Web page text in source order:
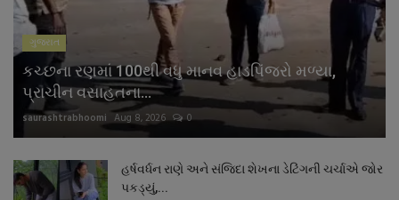
ગુજરાત
કચ્છના રણમાં 100થી વધુ માનવ હાડપિંજરો મળ્યા,
પ્રાચીન વસાહતના...
saurashtrabhoomi Aug 8, 2026 0
હર્ષવર્ધન રાણે અને સંજિદા શેખના ડેટિંગની ચર્ચાએ જોર
પકડ્યું,...